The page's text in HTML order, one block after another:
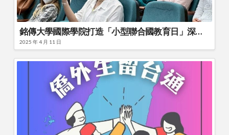
銘傳大學國際學院打造「小型聯合國教育日」深化全球教育
2025 年 4 月 11 日